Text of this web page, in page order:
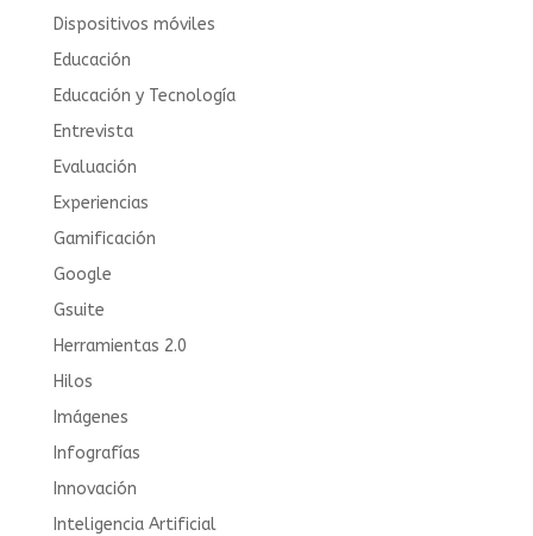
Dispositivos móviles
Educación
Educación y Tecnología
Entrevista
Evaluación
Experiencias
Gamificación
Google
Gsuite
Herramientas 2.0
Hilos
Imágenes
Infografías
Innovación
Inteligencia Artificial